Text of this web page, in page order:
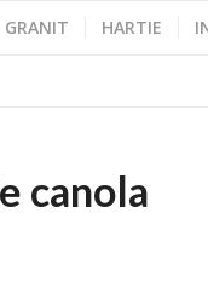
GRANIT HARTIE
canola